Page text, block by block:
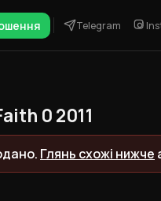
Telegram
0 2011
Глянь схожі нижче